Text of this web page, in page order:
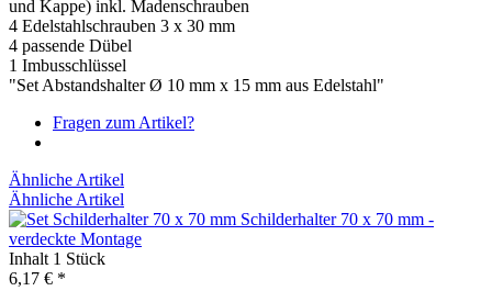
und Kappe) inkl. Madenschrauben
4 Edelstahlschrauben 3 x 30 mm
4 passende Dübel
1 Imbusschlüssel
"Set Abstandshalter Ø 10 mm x 15 mm aus Edelstahl"
Fragen zum Artikel?
Ähnliche Artikel
Ähnliche Artikel
Schilderhalter 70 x 70 mm -
verdeckte Montage
Inhalt 1 Stück
6,17 € *